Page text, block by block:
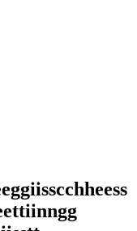
eggiisscchheess
ettiinngg